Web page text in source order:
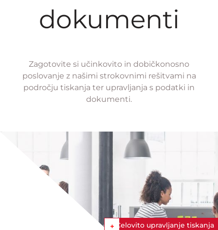
dokumenti
Zagotovite si učinkovito in dobičkonosno
poslovanje z našimi strokovnimi rešitvami na
področju tiskanja ter upravljanja s podatki in
dokumenti.
Celovito upravljanje tiskanja